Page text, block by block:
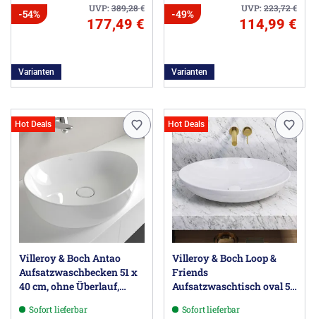
UVP:389,28€
-54%
177,49 €
Varianten
UVP:223,72€
-49%
114,99 €
Varianten
Hot Deals
Villeroy & Boch Antao
Aufsatzwaschbecken 51 x
40 cm, ohne Überlauf,
Sofort lieferbar
Hot Deals
Villeroy & Boch Loop &
Friends
Aufsatzwaschtisch oval 56
Sofort lieferbar